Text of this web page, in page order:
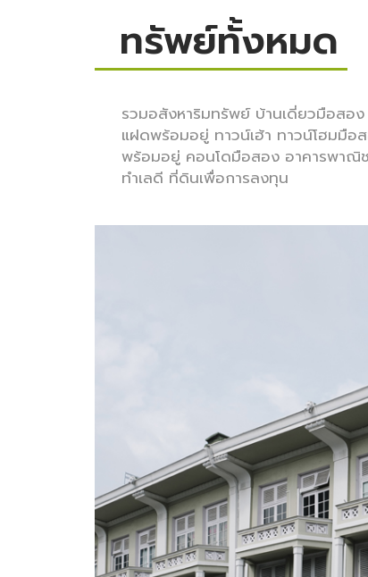
ทรัพย์ทั้งหมด
รวมอสังหาริมทรัพย์ บ้านเดี่ยวมือสอ
แฝดพร้อมอยู่ ทาวน์เฮ้า ทาวน์โฮมมือ
พร้อมอยู่ คอนโดมือสอง อาคารพาณิ
ทำเลดี ที่ดินเพื่อการลงทุน